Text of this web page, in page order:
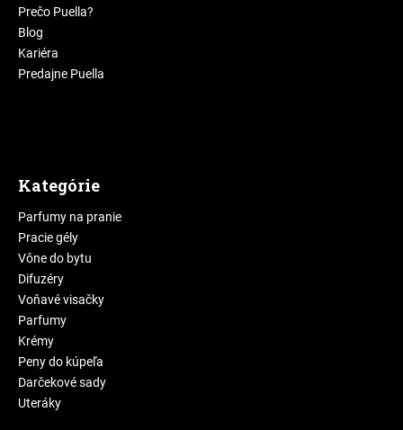
Prečo Puella?
Blog
Kariéra
Predajne Puella
Kategórie
Parfumy na pranie
Pracie gély
Vône do bytu
Difuzéry
Voňavé visačky
Parfumy
Krémy
Peny do kúpeľa
Darčekové sady
Uteráky